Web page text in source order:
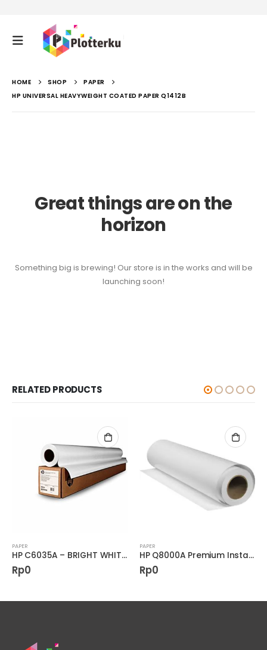
HOME SHOP
PAPER
HP UNIVERSAL HEAVYWEIGHT COATED PAPER Q1412B
Great things are on the
horizon
Something big is brewing! Our store is in the works and will be
launching soon!
RELATED PRODUCTS
PAPER
HP C6035A – BRIGHT WHITE INKJET PAPER
Rp0
PAPER
HP Q8000A Premium Instant-Dry Satin Photo Paper (60″ x 100′ Roll)
Rp0